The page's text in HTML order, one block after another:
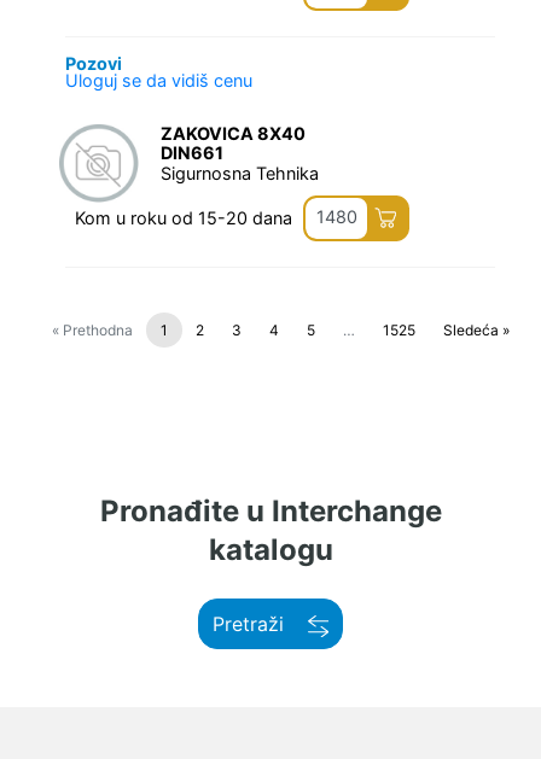
Pozovi
Uloguj se da vidiš cenu
ZAKOVICA 8X40
DIN661
Sigurnosna Tehnika
Kom u roku od 15-20 dana 1480
« Prethodna 1 2 3 4 5 … 1525 Sledeća »
Pronađite u Interchange
katalogu
Pretraži